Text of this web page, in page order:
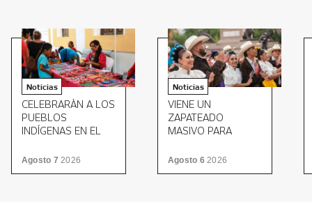
Noticias
CELEBRARÁN A LOS
PUEBLOS
INDÍGENAS EN EL
CULTURAS
Agosto 72026
Noticias
VIENE UN
ZAPATEADO
MASIVO PARA
FOLKLÓRICO
Agosto 62026